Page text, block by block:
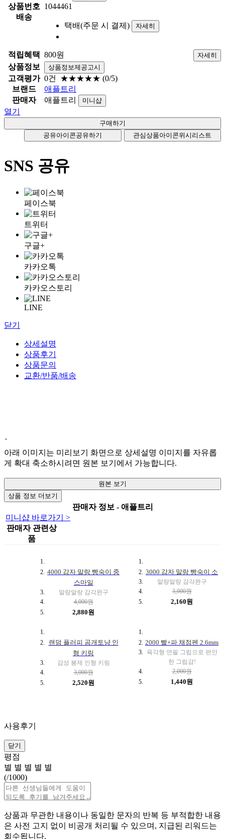
상품번호 1044461
배송
택배(주문 시 결제)
자세히
적립혜택 800원 자세히
상품정보 상품정보제공고시
고객평가 0건 ★★★★★ (0/5)
브랜드
애플트리
판매자
애플트리 미니샵
열기
공유아이콘공유하기 관심상품아이콘위시리스트
SNS 공유
페이스북
트위터
구글+
카카오톡
카카오스토리
LINE
닫기
상세설명
상품후기
상품문의
교환/반품/배송
.
아래 이미지는 미리보기 화면으로 상세설명 이미지를 자유롭
게 확대 축소하시려면 원본 보기에서 가능합니다.
원본 보기
상품 정보 더보기
판매자 정보 - 애플트리
미니샵 바로가기 >
판매자 관련상
품
4000 감자 말랑 빵숙이 중
스마일
말랑말랑 감각완구
4,000원
2,880원
3000 감자 말랑 빵숙이 소
말랑말랑 감각완구
3,000원
2,160원
랜덤 플러피 곰개토냥 인
형 키링
감성 봉제 인형 키링
3,000원
2,520원
2000 빨+파 채점펜 2.6mm
육각형 연필 그립으로 편안
한 그립감!
2,000원
1,440원
사용후기
닫기
평점
별 별 별 별 별
(/1000)
상품과 무관한 내용이나 동일한 문자의 반복 등 부적합한 내용
은 사전 고지 없이 비공개 처리될 수 있으며, 지급된 리워드는
회수됩니다.